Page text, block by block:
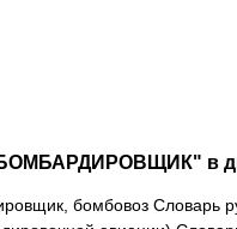
в
бомбовоз Словарь